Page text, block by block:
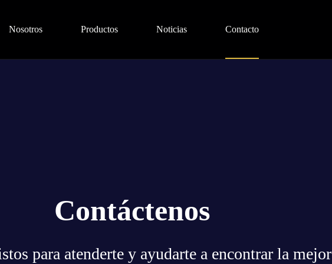
Nosotros Productos Noticias Contacto
Contáctenos
para atenderte y ayudarte a encontrar la mejor